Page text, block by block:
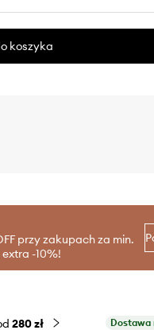
koszyka
przy zakupach za min.
-10%!
280 zł Dostawa